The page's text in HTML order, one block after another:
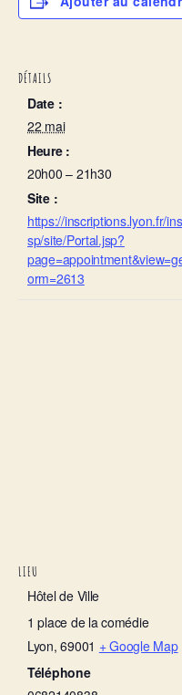
DÉTAILS
Date :
22 mai
Heure :
20h00 – 21h30
Site :
https://inscriptions.lyon.fr/
sp/site/Portal.jsp?
orm=2613
LIEU
Hôtel de Ville
1 place de la comédie
Lyon, 69001 + Google Map
Téléphone